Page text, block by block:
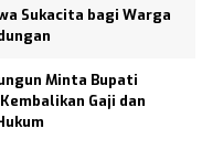
Sukacita bagi Warga
Minta Bupati
Gaji dan